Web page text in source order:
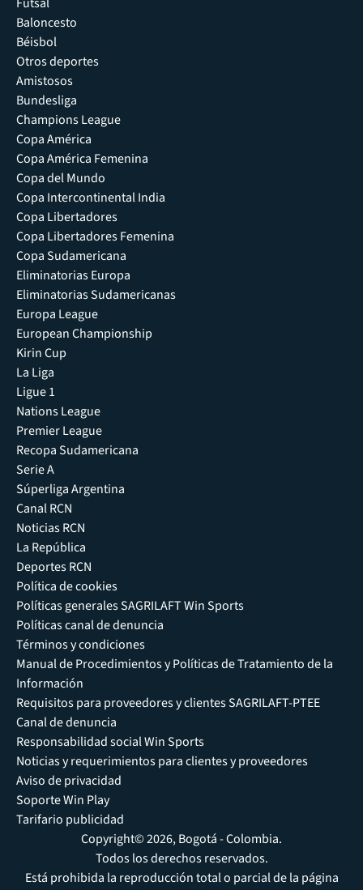
Baloncesto
Béisbol
Otros deportes
Amistosos
Bundesliga
Champions League
Copa América
Copa América Femenina
Copa del Mundo
Copa Intercontinental India
Copa Libertadores
Copa Libertadores Femenina
Copa Sudamericana
Eliminatorias Europa
Eliminatorias Sudamericanas
Europa League
European Championship
Kirin Cup
La Liga
Ligue 1
Nations League
Premier League
Recopa Sudamericana
Serie A
Súperliga Argentina
Canal RCN
Noticias RCN
La República
Deportes RCN
Política de cookies
Políticas generales SAGRILAFT Win Sports
Políticas canal de denuncia
Términos y condiciones
Manual de Procedimientos y Políticas de Tratamiento de la
Información
Requisitos para proveedores y clientes SAGRILAFT-PTEE
Canal de denuncia
Responsabilidad social Win Sports
Noticias y requerimientos para clientes y proveedores
Aviso de privacidad
Soporte Win Play
Tarifario publicidad
Copyright© 2026, Bogotá - Colombia.
Todos los derechos reservados.
Está prohibida la reproducción total o parcial de la página